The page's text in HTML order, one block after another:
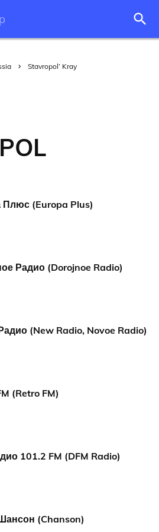
Stavropol’ Kray
Плюс (Europa Plus)
Радио (Dorojnoe Radio)
(New Radio, Novoe Radio)
(Retro FM)
101.2 FM (DFM Radio)
(Chanson)